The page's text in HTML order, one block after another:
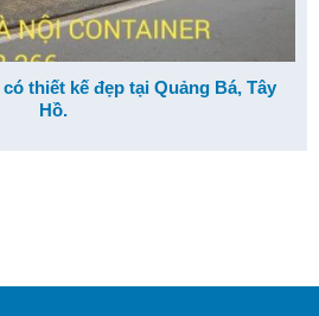
thiết kế đẹp tại Quảng Bá, Tây
Hồ.